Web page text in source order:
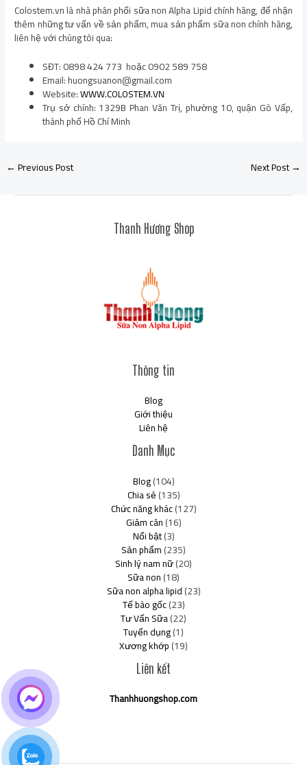
Colostem.vn là nhà phân phối sữa non Alpha Lipid chính hãng, để nhận
thêm những tư vấn về sản phẩm, mua sản phẩm sữa non chính hãng,
liên hệ với chúng tôi qua:
SĐT: 0898 424 773 hoặc 0902 589 758
Email: huongsuanon@gmail.com
Website:WWW.COLOSTEM.VN
Trụ sở chính: 1329B Phan Văn Trị, phường 10, quận Gò Vấp,
thành phố Hồ Chí Minh
←Previous Post Next Post→
Thanh Hương Shop
Thông tin
Blog
Giới thiệu
Liên hệ
Danh Mục
Blog(104)
Chia sẻ(135)
Chức năng khác(127)
Giảm cân(16)
Nổi bật(3)
Sản phẩm(235)
Sinh lý nam nữ(20)
Sữa non(18)
Sữa non alpha lipid(23)
Tế bào gốc(23)
Tư Vấn Sữa(22)
Tuyển dụng(1)
Xương khớp(19)
Liên kết
Thanhhuongshop.com